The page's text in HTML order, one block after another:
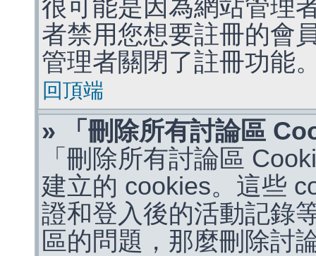
很可能是因為網站管理
者禁用您想要註冊的會
管理者關閉了註冊功能
回頂端
» 「刪除所有討論區
「刪除所有討論區
建立的 cookies。這些
證和登入後的活動記錄
區的問題，那麼刪除討